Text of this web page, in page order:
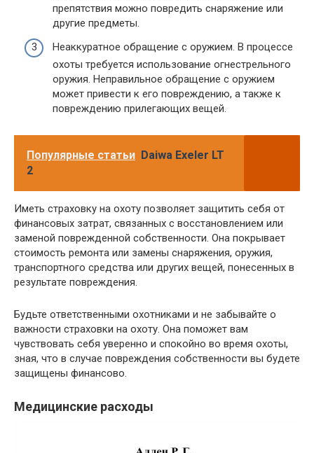
препятствия можно повредить снаряжение или
другие предметы.
Неаккуратное обращение с оружием. В процессе
охоты требуется использование огнестрельного
оружия. Неправильное обращение с оружием
может привести к его повреждению, а также к
повреждению прилегающих вещей.
Популярные статьи Daiwa Exeler LT
2
Иметь страховку на охоту позволяет защитить себя от
финансовых затрат, связанных с восстановлением или
заменой поврежденной собственности. Она покрывает
стоимость ремонта или замены снаряжения, оружия,
транспортного средства или других вещей, понесенных в
результате повреждения.
Будьте ответственными охотниками и не забывайте о
важности страховки на охоту. Она поможет вам
чувствовать себя уверенно и спокойно во время охоты,
зная, что в случае повреждения собственности вы будете
защищены финансово.
Медицинские расходы